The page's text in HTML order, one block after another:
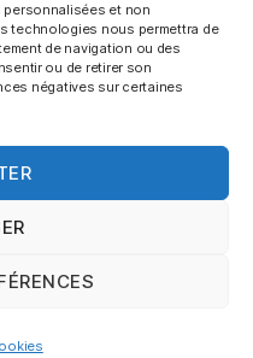
et non
technologies nous permettra de
de navigation ou des
ou de retirer son
négatives sur certaines